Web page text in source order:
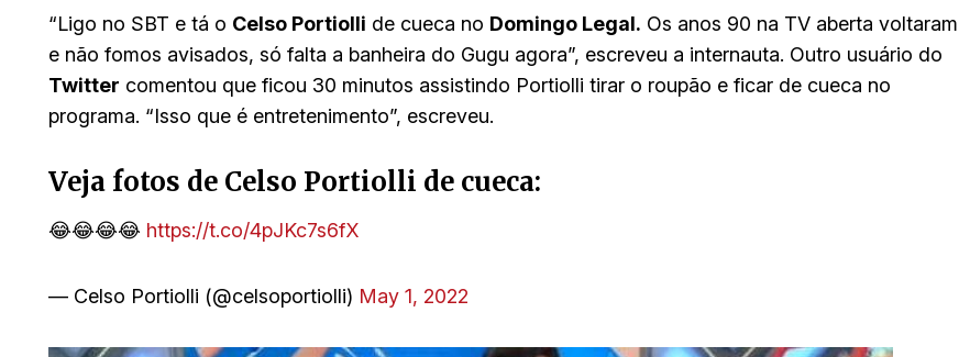
“Ligo no SBT e tá o Celso Portiolli de cueca no Domingo Legal. Os anos 90 na TV aberta voltaram
e não fomos avisados, só falta a banheira do Gugu agora”, escreveu a internauta. Outro usuário do
Twitter comentou que ficou 30 minutos assistindo Portiolli tirar o roupão e ficar de cueca no
programa. “Isso que é entretenimento”, escreveu.
Veja fotos de Celso Portiolli de cueca:
😂😂😂😂 https://t.co/4pJKc7s6fX
— Celso Portiolli (@celsoportiolli) May 1, 2022